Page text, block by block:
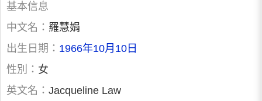
基本信息
中文名： 羅慧娟
出生日期： 1966年10月10日
性別： 女
英文名： Jacqueline Law